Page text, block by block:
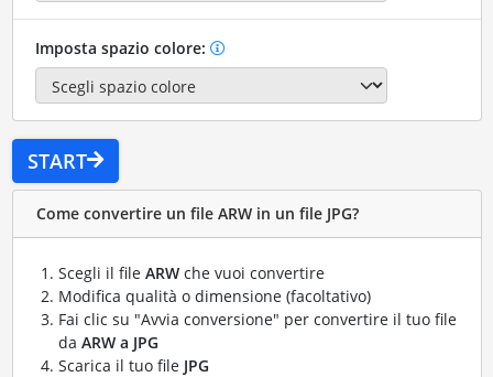
Imposta spazio colore:
START
Come convertire un file ARW in un file JPG?
Scegli il file ARWche vuoi convertire
Modifica qualità o dimensione (facoltativo)
Fai clic su "Avvia conversione" per convertire il tuo file
da ARW a JPG
Scarica il tuo file JPG